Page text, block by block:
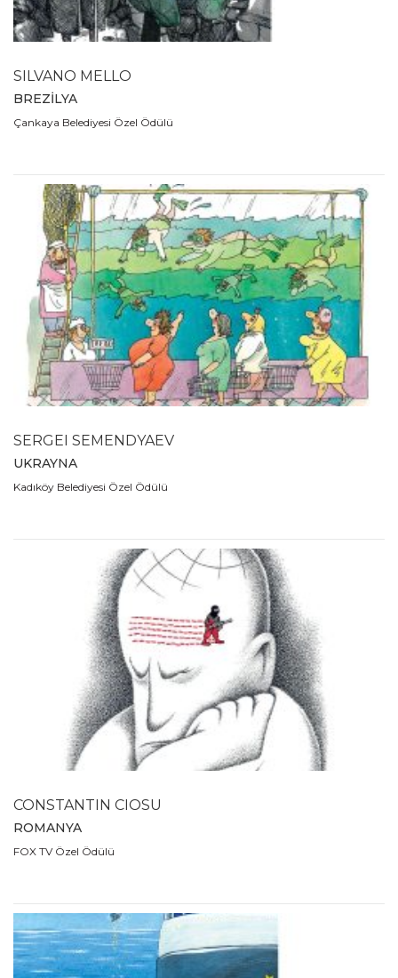
2006
2005
2003
2002
2001
1999
1998
1997
1996
1995
1994
1993
1992
1991
1990
1989
1980
1979
1978
SILVANO MELLO
BREZİLYA
Çankaya Belediyesi Özel Ödülü
SERGEI SEMENDYAEV
UKRAYNA
Kadıköy Belediyesi Özel Ödülü
CONSTANTIN CIOSU
ROMANYA
FOX TV Özel Ödülü